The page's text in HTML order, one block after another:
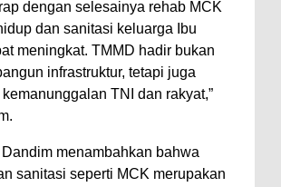
Wali Kota Tekankan Disiplin ASN
dan Penguatan Kolaborasi
Wali Kota Bima Hadiri Rakornas
Kelautan dan Perikanan
Umum Fraksi DPRD terhadap
Raperda Pertanggungjawaban
dengan selesainya rehab MCK
dan sanitasi keluarga Ibu
meningkat. TMMD hadir bukan
infrastruktur, tetapi juga
TNI dan rakyat,”
menambahkan bahwa
sanitasi seperti MCK merupakan